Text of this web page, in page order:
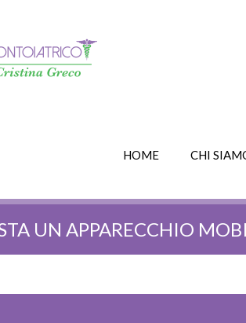
HOME CHI
UN APPARECCHIO